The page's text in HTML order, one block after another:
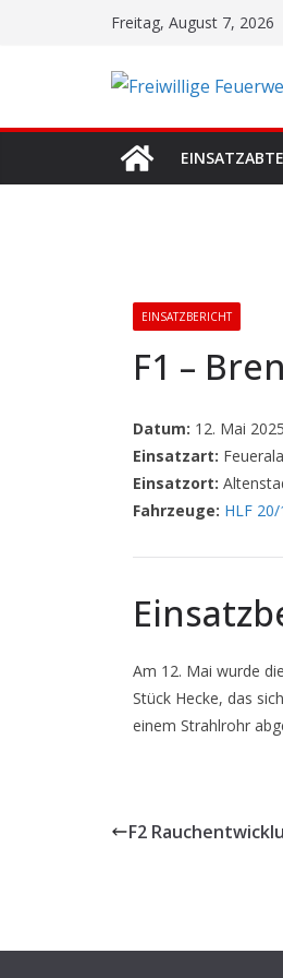
Freitag, August 7, 2026
EINSATZBERICHT
F1 –
Datum: 12. Mai
Einsatzart:
Einsatzort:
Fahrzeuge: HLF 20/
Am 12. Mai wurde
Stück Hecke, das
einem Strahlrohr
F2